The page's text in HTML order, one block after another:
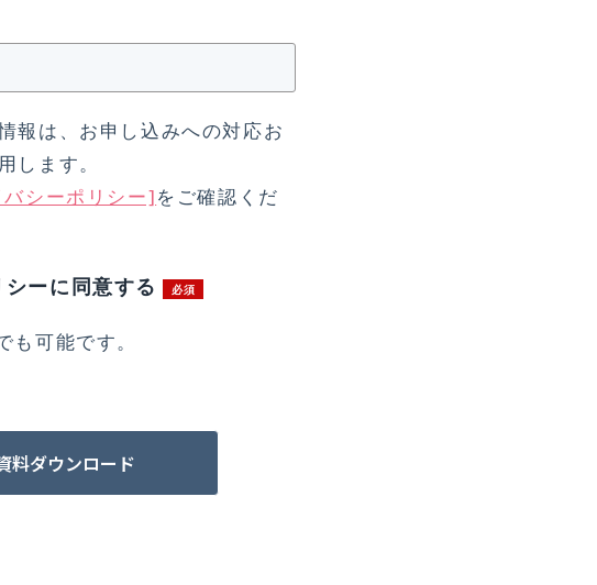
報は、お申し込みへの対応お
します。
シーポリシー]をご確認くだ
ーに同意する
可能です。
料ダウンロード